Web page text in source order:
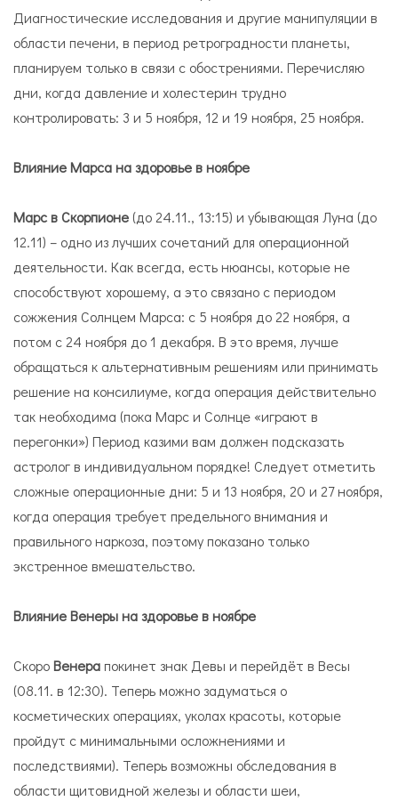
Диагностические исследования и другие манипуляции в
области печени, в период ретроградности планеты,
планируем только в связи с обострениями. Перечисляю
дни, когда давление и холестерин трудно
контролировать: 3 и 5 ноября, 12 и 19 ноября, 25 ноября.
Влияние Марса на здоровье в ноябре
Марс в Скорпионе (до 24.11., 13:15) и убывающая Луна (до
12.11) – одно из лучших сочетаний для операционной
деятельности. Как всегда, есть нюансы, которые не
способствуют хорошему, а это связано с периодом
сожжения Солнцем Марса: с 5 ноября до 22 ноября, а
потом с 24 ноября до 1 декабря. В это время, лучше
обращаться к альтернативным решениям или принимать
решение на консилиуме, когда операция действительно
так необходима (пока Марс и Солнце «играют в
перегонки») Период казими вам должен подсказать
астролог в индивидуальном порядке! Следует отметить
сложные операционные дни: 5 и 13 ноября, 20 и 27 ноября,
когда операция требует предельного внимания и
правильного наркоза, поэтому показано только
экстренное вмешательство.
Влияние Венеры на здоровье в ноябре
СкороВенерапокинет знак Девы и перейдёт в Весы
(08.11. в 12:30). Теперь можно задуматься о
косметических операциях, уколах красоты, которые
пройдут с минимальными осложнениями и
последствиями). Теперь возможны обследования в
области щитовидной железы и области шеи,